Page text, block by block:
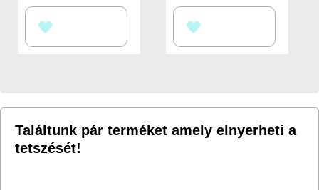
A A
Találtunk pár terméket amely elnyerheti a
tetszését!